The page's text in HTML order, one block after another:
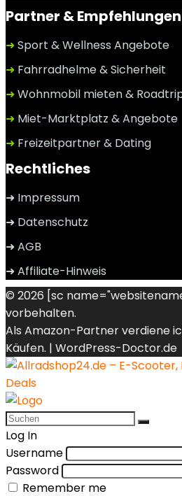
Partner & Empfehlungen
➜ Sport & Wellness Angebote
➜ Fahrradhelme & Sicherheit
➜ Wohnmobil mieten &
➜ Miet-Marktplatz & Angebote
➜ Freizeitpartner & Dating
Rechtliches
➜ Impressum
➜ Datenschutz
➜ AGB
➜ Affiliate-Hinweis
© 2026 [sc
vorbehalten.
Als Amazon-Partner verdiene
Käufen. | WordPress-Doctor.de
Log In
Username
Password
Remember me